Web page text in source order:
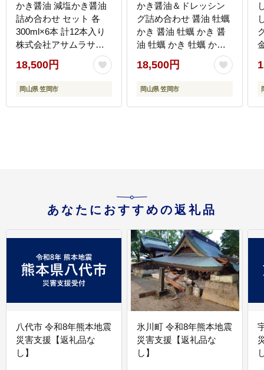
かき醤油 減塩かき醤油
詰め合わせ セット 各
300ml×6本 計12本入り
株式会社アサムラサキ
《45日以内に出荷予定
(土日祝除く)》岡山県
笠岡市 送料無料 牡蠣 カ
-1-06a---
18,500円
岡山県 笠岡市
かき醤油＆ドレッシン
グ詰め合わせ 醤油 牡蠣
かき 醤油 牡蠣 かき 醤
油 牡蠣 かき 牡蠣 かき
醤油 牡蠣 かき 醤油 牡
蠣 かき《45日以内に出
荷予定(土日祝除く)》 --
18,500円
岡山県 笠岡市
あなたにおすすめの返礼品
八代市 令和8年熊本地震
災害支援【返礼品な
し】
氷川町 令和8年熊本地震
災害支援【返礼品な
し】